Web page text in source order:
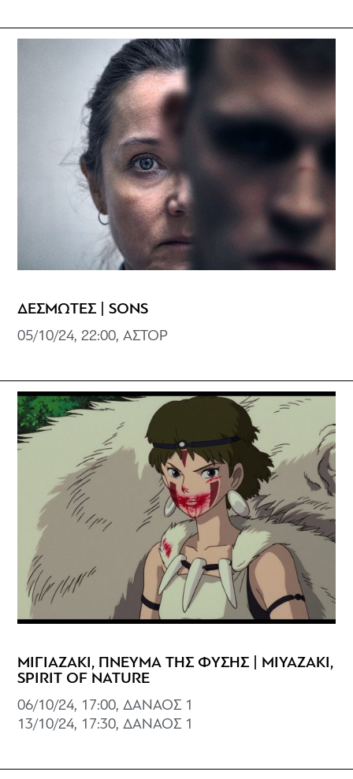
ΔΕΣΜΩΤΕΣ | SONS
05/10/24, 22:00, ΑΣΤΟΡ
ΜΙΓΙΑΖΑΚΙ, ΠΝΕΥΜΑ ΤΗΣ ΦΥΣΗΣ | MIYAZAKI,
SPIRIT OF NATURE
06/10/24, 17:00, ΔΑΝΑΟΣ 1
13/10/24, 17:30, ΔΑΝΑΟΣ 1